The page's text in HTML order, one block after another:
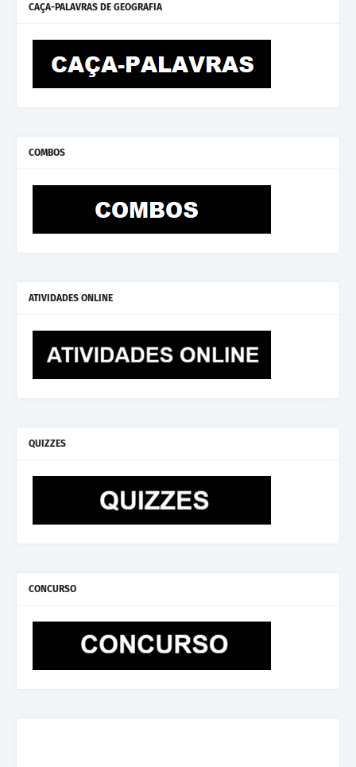
CAÇA-PALAVRAS DE GEOGRAFIA
COMBOS
ATIVIDADES ONLINE
QUIZZES
CONCURSO